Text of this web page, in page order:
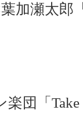
加瀬太郎
団「Take